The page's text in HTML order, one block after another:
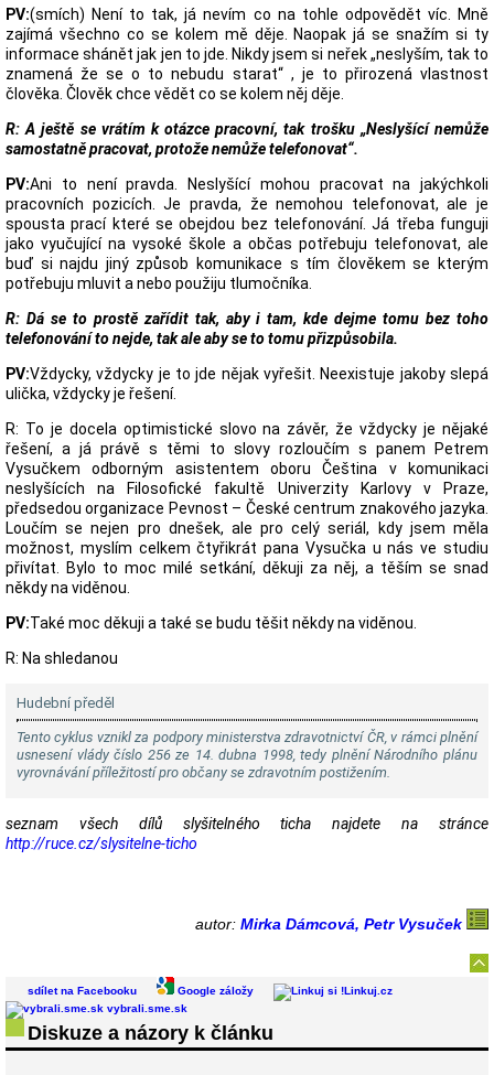
PV:(smích) Není to tak, já nevím co na tohle odpovědět víc. Mně
zajímá všechno co se kolem mě děje. Naopak já se snažím si ty
informace shánět jak jen to jde. Nikdy jsem si neřek „neslyším, tak to
znamená že se o to nebudu starat“ , je to přirozená vlastnost
člověka. Člověk chce vědět co se kolem něj děje.
R: A ještě se vrátím k otázce pracovní, tak trošku „Neslyšící nemůže
samostatně pracovat, protože nemůže telefonovat“.
PV:Ani to není pravda. Neslyšící mohou pracovat na jakýchkoli
pracovních pozicích. Je pravda, že nemohou telefonovat, ale je
spousta prací které se obejdou bez telefonování. Já třeba funguji
jako vyučující na vysoké škole a občas potřebuju telefonovat, ale
buď si najdu jiný způsob komunikace s tím člověkem se kterým
potřebuju mluvit a nebo použiju tlumočníka.
R: Dá se to prostě zařídit tak, aby i tam, kde dejme tomu bez toho
telefonování to nejde, tak ale aby se to tomu přizpůsobila.
PV:Vždycky, vždycky je to jde nějak vyřešit. Neexistuje jakoby slepá
ulička, vždycky je řešení.
R: To je docela optimistické slovo na závěr, že vždycky je nějaké
řešení, a já právě s těmi to slovy rozloučím s panem Petrem
Vysučkem odborným asistentem oboru Čeština v komunikaci
neslyšících na Filosofické fakultě Univerzity Karlovy v Praze,
předsedou organizace Pevnost – České centrum znakového jazyka.
Loučím se nejen pro dnešek, ale pro celý seriál, kdy jsem měla
možnost, myslím celkem čtyřikrát pana Vysučka u nás ve studiu
přivítat. Bylo to moc milé setkání, děkuji za něj, a těším se snad
někdy na viděnou.
PV:Také moc děkuji a také se budu těšit někdy na viděnou.
R: Na shledanou
Hudební předěl
Tento cyklus vznikl za podpory ministerstva zdravotnictví ČR, v rámci plnění
usnesení vlády číslo 256 ze 14. dubna 1998, tedy plnění Národního plánu
vyrovnávání příležitostí pro občany se zdravotním postižením.
seznam všech dílů slyšitelného ticha najdete na stránce
http://ruce.cz/slysitelne-ticho
autor: Mirka Dámcová, Petr Vysuček
sdílet na Facebooku Google záložy
Linkuj.cz
vybrali.sme.sk
Diskuze a názory k článku